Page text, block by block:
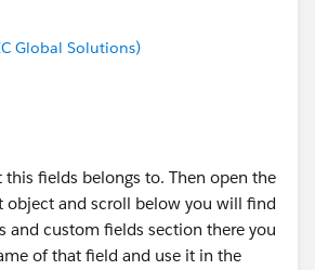
Global Solutions)
fields belongs to. Then open the
object and scroll below you will find
and custom fields section there you
of that field and use it in the